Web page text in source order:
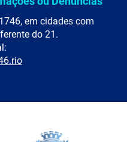
em cidades com
do 21.